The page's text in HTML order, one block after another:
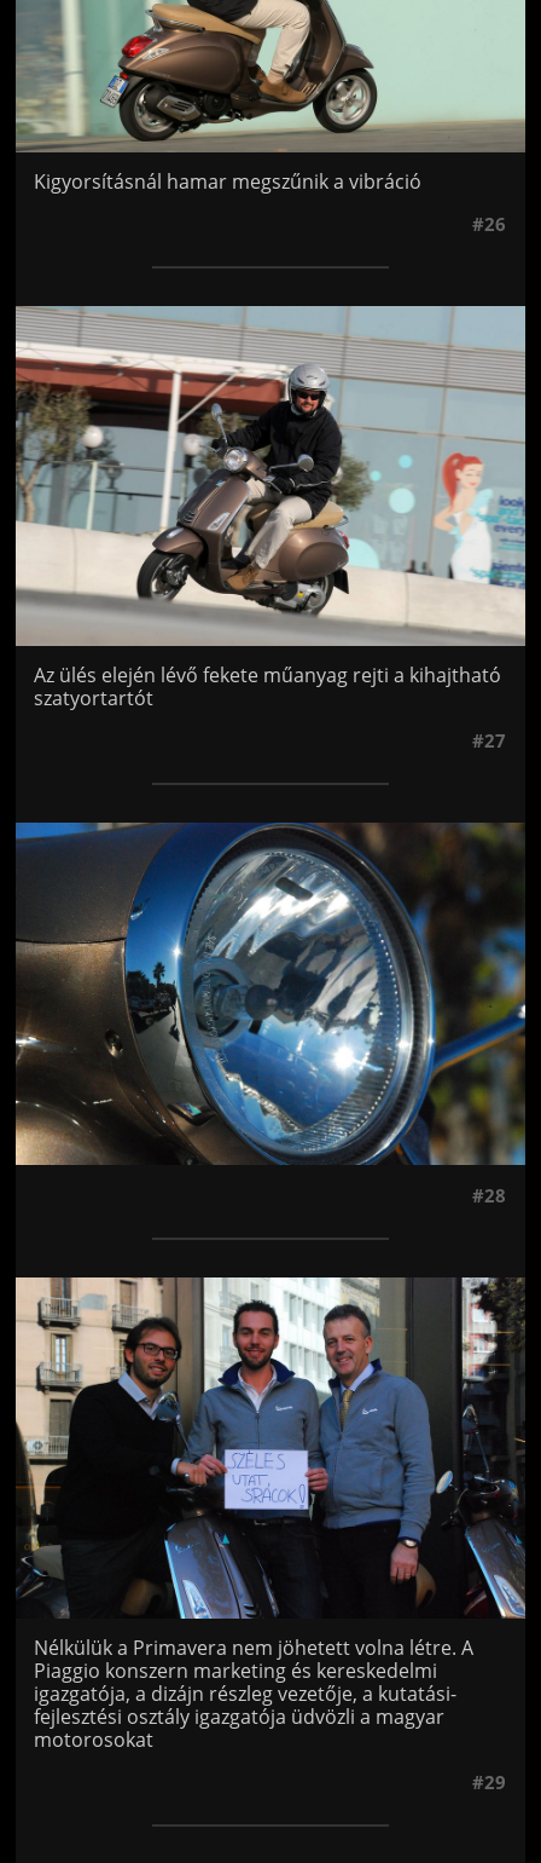
Kigyorsításnál hamar megszűnik a vibráció
#26
Jön még kép!
Az ülés elején lévő fekete műanyag rejti a kihajtható
szatyortartót
#27
Jön még kép!
#28
Jön még kép!
Nélkülük a Primavera nem jöhetett volna létre. A
Piaggio konszern marketing és kereskedelmi
igazgatója, a dizájn részleg vezetője, a kutatási-
fejlesztési osztály igazgatója üdvözli a magyar
motorosokat
#29